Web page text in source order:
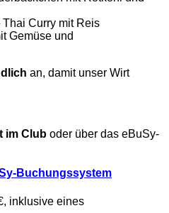
Curry mit Reis
Gemüse und
an, damit unser Wirt
im Club oder über das eBuSy-
Buchungssystem
inklusive eines